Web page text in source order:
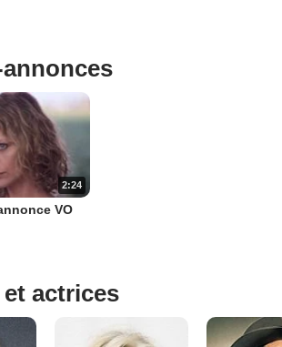
2:24
VO
actrices